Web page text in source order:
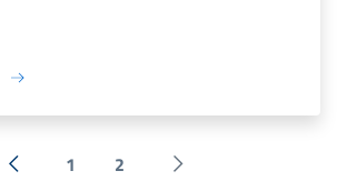
« Precedente
1 2 Successiva »